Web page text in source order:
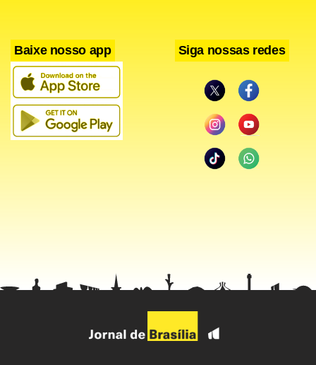
Os ingressos para a 35ª edição do GP Brasil continuam à
venda no site www.gpbrasil.com.br com pacotes para dois,
três dias ou apenas para a data da corrida. Os preços
variam de R$ 280 (setor G somente para sexta e sábado)
Facebook
WhatsApp
LinkedIn
Twitter Telegram
Share
Baixe nosso app Siga nossas redes